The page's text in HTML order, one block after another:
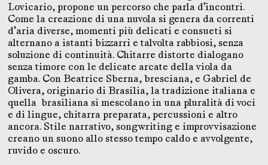
Lovicario, propone un percorso che parla d’incontri.
Come la creazione di una nuvola si genera da correnti
d’aria diverse, momenti più delicati e consueti si
alternano a istanti bizzarri e talvolta rabbiosi, senza
soluzione di continuità. Chitarre distorte dialogano
senza timore con le delicate arcate della viola da
gamba. Con Beatrice Sberna, bresciana, e Gabriel de
Olivera, originario di Brasilia, la tradizione italiana e
quella brasiliana si mescolano in una pluralità di voci
e di lingue, chitarra preparata, percussioni e altro
ancora. Stile narrativo, songwriting e improvvisazione
creano un suono allo stesso tempo caldo e avvolgente,
ruvido e oscuro.